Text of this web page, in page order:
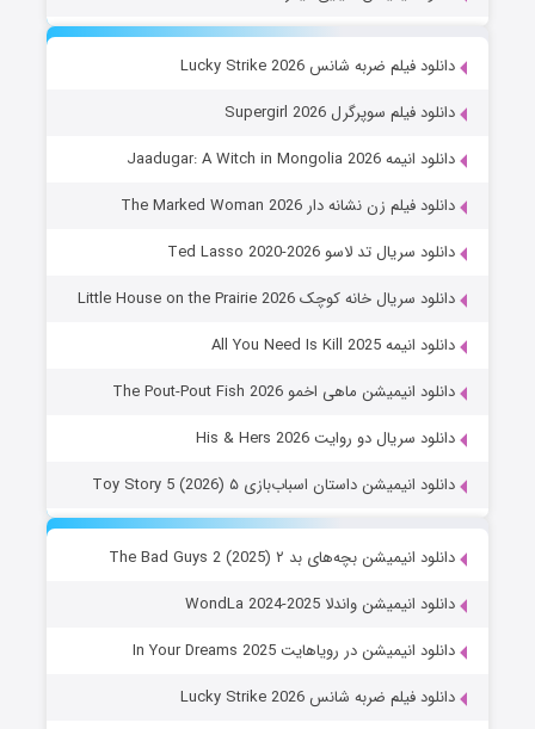
دانلود فیلم ضربه شانس Lucky Strike 2026
دانلود فیلم سوپرگرل Supergirl 2026
دانلود انیمه Jaadugar: A Witch in Mongolia 2026
دانلود فیلم زن نشانه دار The Marked Woman 2026
دانلود سریال تد لاسو Ted Lasso 2020-2026
دانلود سریال خانه کوچک Little House on the Prairie 2026
دانلود انیمه All You Need Is Kill 2025
دانلود انیمیشن ماهی اخمو The Pout-Pout Fish 2026
دانلود سریال دو روایت His & Hers 2026
دانلود انیمیشن داستان اسباب‌بازی ۵ Toy Story 5 (2026)
دانلود انیمیشن بچه‌های بد ۲ The Bad Guys 2 (2025)
دانلود انیمیشن واندلا WondLa 2024-2025
دانلود انیمیشن در رویاهایت In Your Dreams 2025
دانلود فیلم ضربه شانس Lucky Strike 2026